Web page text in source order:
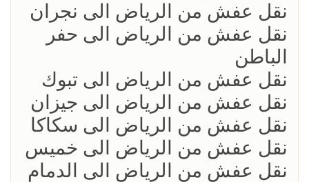
نقل عفش من الرياض الى نجران
نقل عفش من الرياض الى حفر
الباطن
نقل عفش من الرياض الى تبوك
نقل عفش من الرياض الى جيزان
نقل عفش من الرياض الى سكاكا
نقل عفش من الرياض الى خميس
نقل عفش من الرياض الى الدمام